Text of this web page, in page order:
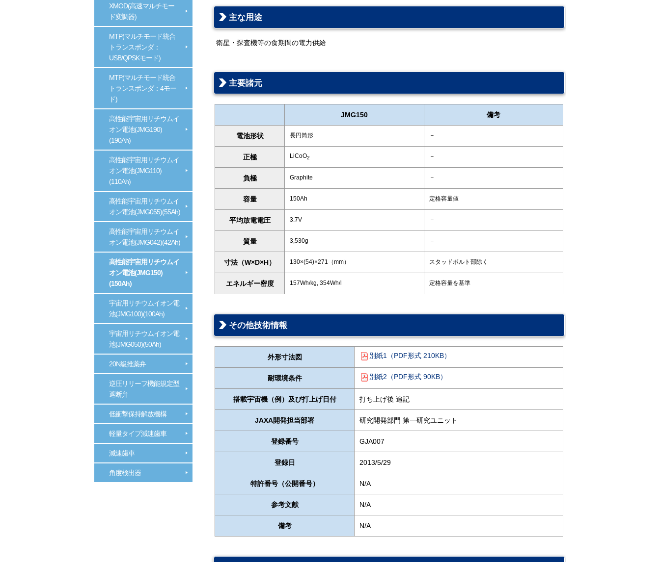
XMOD(高速マルチモー
ド変調器)
MTP(マルチモード統合
トランスポンダ：
USB/QPSKモード)
MTP(マルチモード統合
トランスポンダ：4モー
ド)
高性能宇宙用リチウムイ
オン電池(JMG190)
(190Ah)
高性能宇宙用リチウムイ
オン電池(JMG110)
(110Ah)
高性能宇宙用リチウムイ
オン電池(JMG055)(55Ah)
高性能宇宙用リチウムイ
オン電池(JMG042)(42Ah)
高性能宇宙用リチウムイ
オン電池(JMG150)
(150Ah)
宇宙用リチウムイオン電
池(JMG100)(100Ah)
宇宙用リチウムイオン電
池(JMG050)(50Ah)
20N級推薬弁
逆圧リリーフ機能規定型
遮断弁
低衝撃保持解放機構
軽量タイプ減速歯車
減速歯車
角度検出器
主な用途
衛星・探査機等の食期間の電力供給
主要諸元
JMG150 備考
電池形状 長円筒形 －
正極 LiCoO2 －
負極 Graphite －
容量 150Ah 定格容量値
平均放電電圧 3.7V －
質量 3,530g －
寸法（W×D×H） 130×(54)×271（mm） スタッドボルト部除く
エネルギー密度 157Wh/kg, 354Wh/l 定格容量を基準
その他技術情報
外形寸法図 別紙1（PDF形式 210KB）
耐環境条件 別紙2（PDF形式 90KB）
搭載宇宙機（例）及び打上げ日付 打ち上げ後 追記
JAXA開発担当部署 研究開発部門 第一研究ユニット
登録番号 GJA007
登録日 2013/5/29
特許番号（公開番号） N/A
参考文献 N/A
備考 N/A